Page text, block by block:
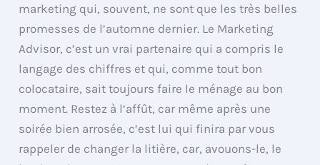
marketing qui, souvent, ne sont que les très belles
promesses de l’automne dernier. Le Marketing
Advisor, c’est un vrai partenaire qui a compris le
langage des chiffres et qui, comme tout bon
colocataire, sait toujours faire le ménage au bon
moment. Restez à l’affût, car même après une
soirée bien arrosée, c’est lui qui finira par vous
rappeler de changer la litière, car, avouons-le, le